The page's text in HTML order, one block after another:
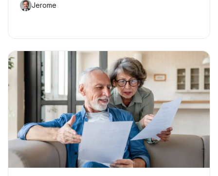
Jerome